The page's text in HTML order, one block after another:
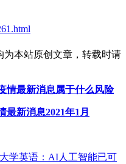
为本站原创文章，转载时请
情最新消息属于什么风险
最新消息2021年1月